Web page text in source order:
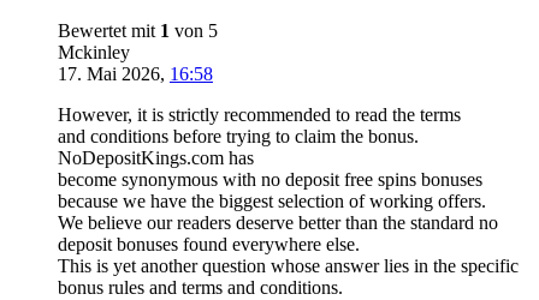
Bewertet mit 1 von 5
Mckinley
17. Mai 2026, 16:58
However, it is strictly recommended to read the terms
and conditions before trying to claim the bonus.
NoDepositKings.com has
become synonymous with no deposit free spins bonuses
because we have the biggest selection of working offers.
We believe our readers deserve better than the standard no
deposit bonuses found everywhere else.
This is yet another question whose answer lies in the specific
bonus rules and terms and conditions.